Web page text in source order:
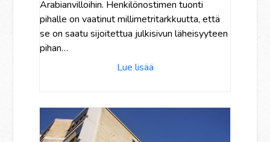
Arabianvilloihin. Henkilönostimen tuonti
pihalle on vaatinut millimetritarkkuutta, että
se on saatu sijoitettua julkisivun läheisyyteen
pihan…
Lue lisää